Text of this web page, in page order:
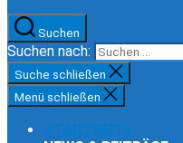
Suchen
Suchen nach:
Suche schließen
Menü schließen
STARTSEITE